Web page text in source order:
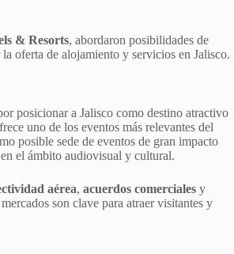
& Resorts, abordaron posibilidades de
oferta de alojamiento y servicios en Jalisco.
posicionar a Jalisco como destino atractivo
uno de los eventos más relevantes del
posible sede de eventos de gran impacto
el ámbito audiovisual y cultural.
aérea, acuerdos comerciales y
son clave para atraer visitantes y